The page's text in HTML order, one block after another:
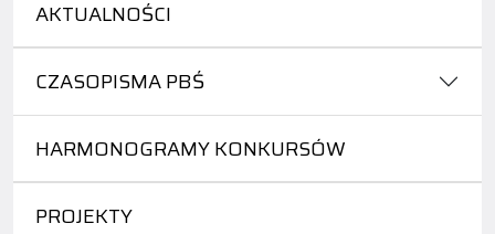
AKTUALNOŚCI
CZASOPISMA PBŚ
HARMONOGRAMY KONKURSÓW
PROJEKTY